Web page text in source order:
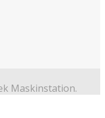
Maskinstation.